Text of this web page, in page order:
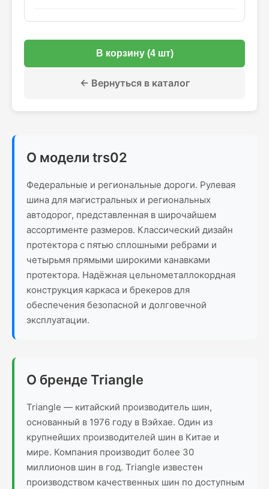
В корзину (4 шт)
← Вернуться в каталог
О модели trs02
Федеральные и региональные дороги. Рулевая
шина для магистральных и региональных
автодорог, представленная в широчайшем
ассортименте размеров. Классический дизайн
протектора с пятью сплошными ребрами и
четырьмя прямыми широкими канавками
протектора. Надёжная цельнометаллокордная
конструкция каркаса и брекеров для
обеспечения безопасной и долговечной
эксплуатации.
О бренде Triangle
Triangle — китайский производитель шин,
основанный в 1976 году в Вэйхае. Один из
крупнейших производителей шин в Китае и
мире. Компания производит более 30
миллионов шин в год. Triangle известен
производством качественных шин по доступным